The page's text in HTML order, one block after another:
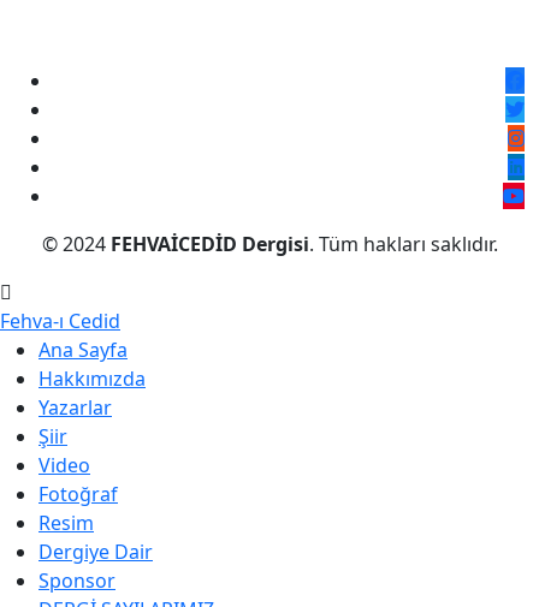
© 2024 FEHVAİCEDİD Dergisi. Tüm hakları saklıdır.
Fehva-ı Cedid
Ana Sayfa
Hakkımızda
Yazarlar
Şiir
Video
Fotoğraf
Resim
Dergiye Dair
Sponsor